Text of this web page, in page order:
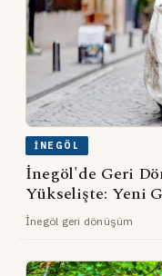
İNEGÖL
İnegöl'de Geri
Yükselişte: Yeni
İnegöl geri dönüşüm